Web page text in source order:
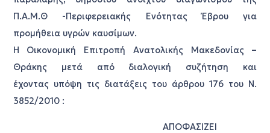
Π.Α.Μ.Θ -Περιφερειακής Ενότητας Έβρου για
προμήθεια υγρών καυσίμων.
Η Οικονομική Επιτροπή Ανατολικής Μακεδονίας –
Θράκης μετά από διαλογική συζήτηση και
έχοντας υπόψη τις διατάξεις του άρθρου 176 του Ν.
3852/2010 :
ΑΠΟΦΑΣΙΖΕΙ